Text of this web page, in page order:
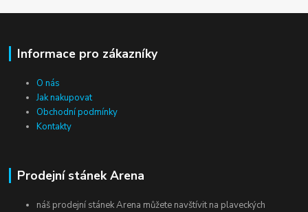
Informace pro zákazníky
O nás
Jak nakupovat
Obchodní podmínky
Kontakty
Prodejní stánek Arena
náš prodejní stánek Arena můžete navštívit na plaveckých